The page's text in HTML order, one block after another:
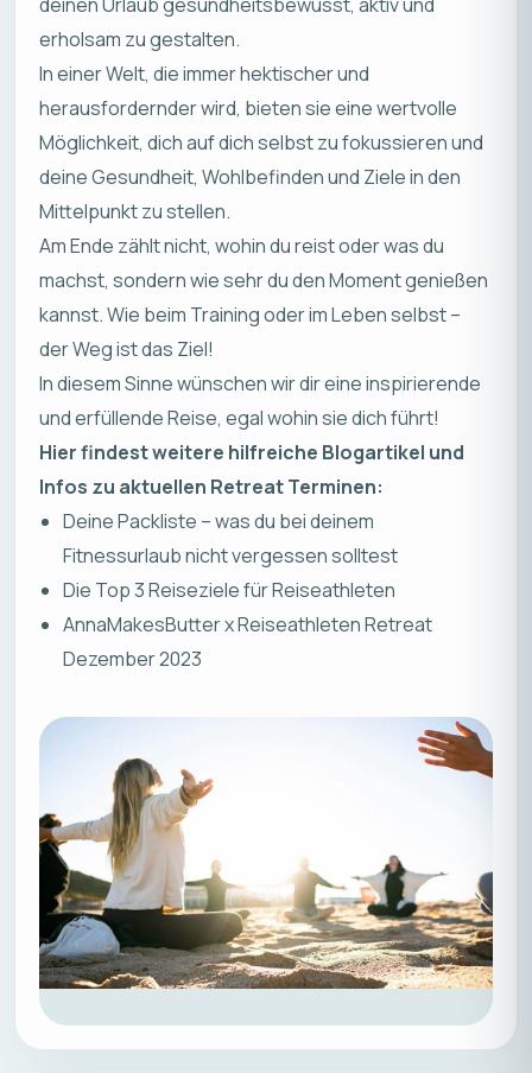
erholsam zu gestalten.
In einer Welt, die immer hektischer und
herausfordernder wird, bieten sie eine wertvolle
Möglichkeit, dich auf dich selbst zu fokussieren und
deine Gesundheit, Wohlbefinden und Ziele in den
Mittelpunkt zu stellen.
Am Ende zählt nicht, wohin du reist oder was du
machst, sondern wie sehr du den Moment genießen
kannst. Wie beim Training oder im Leben selbst –
der Weg ist das Ziel!
In diesem Sinne wünschen wir dir eine inspirierende
und erfüllende Reise, egal wohin sie dich führt!
Hier findest weitere hilfreiche Blogartikel und
Infos zu aktuellen Retreat Terminen:
Deine Packliste – was du bei deinem
Fitnessurlaub nicht vergessen solltest
Die Top 3 Reiseziele für Reiseathleten
AnnaMakesButter x Reiseathleten Retreat
Dezember 2023